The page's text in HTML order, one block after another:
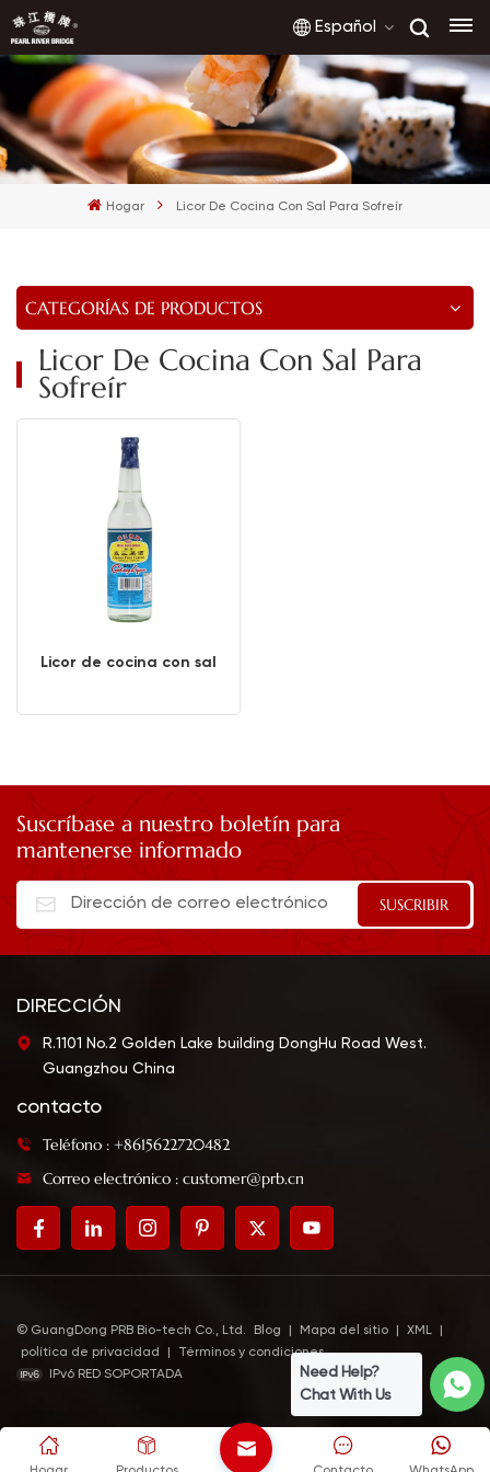
Español
English
français
Hogar Licor De Cocina Con Sal Para Sofreír
CATEGORÍAS DE PRODUCTOS
Licor De Cocina Con Sal Para
Sofreír
Licor de cocina con sal
Suscríbase a nuestro boletín para
mantenerse informado
DIRECCIÓN
R.1101 No.2 Golden Lake building DongHu Road West.
Guangzhou China
contacto
Teléfono : +8615622720482
Correo electrónico : customer@prb.cn
© GuangDong PRB Bio-tech Co., Ltd. Blog Mapa del sitio XML
política de privacidad
Términos y condiciones
IPv6 RED SOPORTADA
Need Help?
Chat With Us